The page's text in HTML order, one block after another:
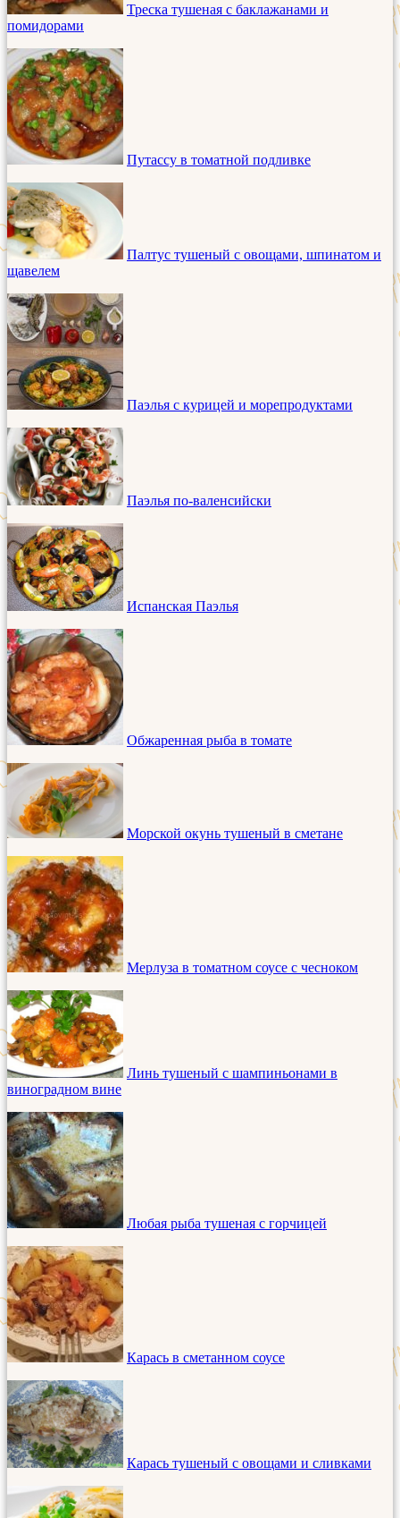
Треска тушеная с баклажанами и
помидорами
Путассу в томатной подливке
Палтус тушеный с овощами, шпинатом и
щавелем
Паэлья с курицей и морепродуктами
Паэлья по-валенсийски
Испанская Паэлья
Обжаренная рыба в томате
Морской окунь тушеный в сметане
Мерлуза в томатном соусе с чесноком
Линь тушеный с шампиньонами в
виноградном вине
Любая рыба тушеная с горчицей
Карась в сметанном соусе
Карась тушеный с овощами и сливками